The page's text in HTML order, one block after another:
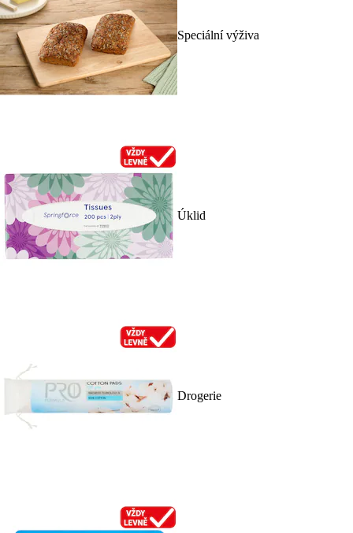
Speciální výživa
Úklid
Drogerie